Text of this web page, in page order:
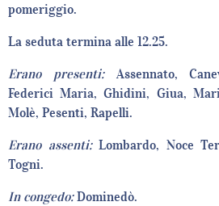
pomeriggio.
La seduta termina alle 12.25.
Erano presenti:Assennato,
Federici Maria, Ghidini, Giua,
Molè, Pesenti, Rapelli.
Erano assenti:Lombardo, Noce
Togni.
In congedo:Dominedò.